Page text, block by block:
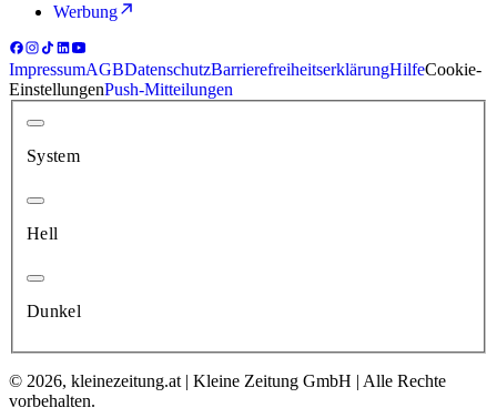
Werbung
ImpressumAGBDatenschutzBarrierefreiheitserklärungHilfeCookie-
EinstellungenPush-Mitteilungen
System
Hell
Dunkel
© 2026, kleinezeitung.at | Kleine Zeitung GmbH | Alle Rechte
vorbehalten.